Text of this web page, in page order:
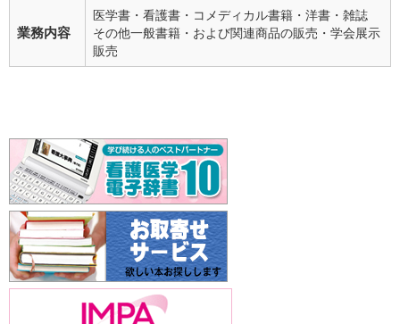
業務内容
医学書・看護書・コメディカル書籍・洋書・雑誌
その他一般書籍・および関連商品の販売・学会展示
販売